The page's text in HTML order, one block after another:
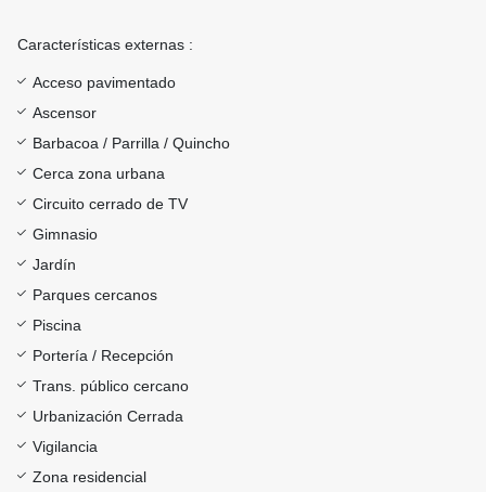
Características externas :
Acceso pavimentado
Ascensor
Barbacoa / Parrilla / Quincho
Cerca zona urbana
Circuito cerrado de TV
Gimnasio
Jardín
Parques cercanos
Piscina
Portería / Recepción
Trans. público cercano
Urbanización Cerrada
Vigilancia
Zona residencial